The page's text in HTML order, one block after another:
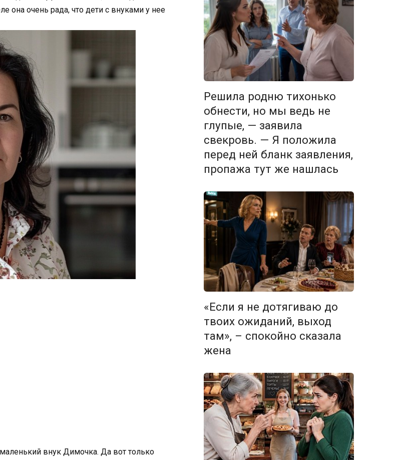
она очень рада, что дети с внуками у нее
внук Димочка. Да вот только
Решила родню тихонько
обнести, но мы ведь не
глупые, — заявила
свекровь. — Я положила
перед ней бланк заявления,
пропажа тут же нашлась
«Если я не дотягиваю до
твоих ожиданий, выход
там», – спокойно сказала
жена